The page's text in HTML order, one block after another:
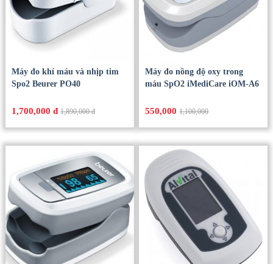
Máy đo khí máu và nhịp tim
Spo2 Beurer PO40
1,700,000 đ 1,890,000 đ
Máy đo nồng độ oxy trong
máu SpO2 iMediCare iOM-A6
550,0001,100,000